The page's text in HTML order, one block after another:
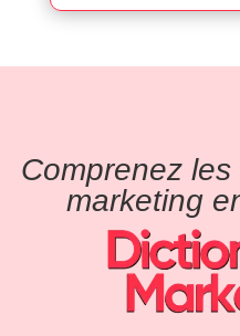
Comprenez
marketing